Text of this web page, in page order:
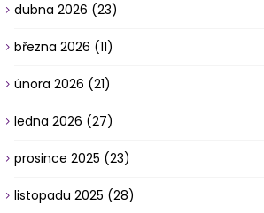
dubna 2026 (23)
března 2026 (11)
února 2026 (21)
ledna 2026 (27)
prosince 2025 (23)
listopadu 2025 (28)